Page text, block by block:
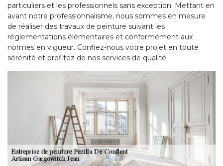
particuliers et les professionnels sans exception. Mettant en
avant notre professionnalisme, nous sommes en mesure
de réaliser des travaux de peinture suivant les
réglementations élémentaires et conformément aux
normes en vigueur. Confiez-nous votre projet en toute
sérénité et profitez de nos services de qualité.